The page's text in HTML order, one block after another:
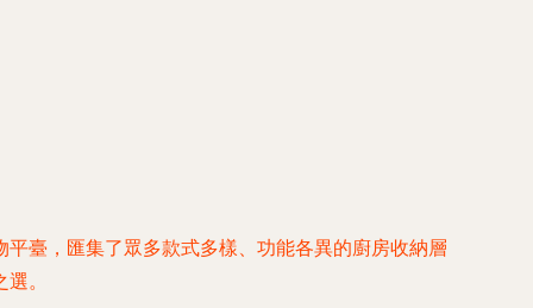
臺，匯集了眾多款式多樣、功能各異的廚房收納層
。